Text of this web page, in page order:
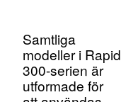
Samtliga
modeller i Rapid
300-serien är
utformade för